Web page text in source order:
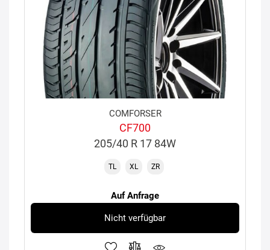
COMFORSER
CF700
205/40 R 17 84W
TL XL ZR
Auf Anfrage
Nicht verfügbar